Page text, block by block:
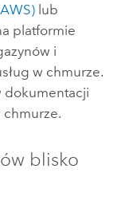
lub
platformie
i
w chmurze.
dokumentacji
blisko